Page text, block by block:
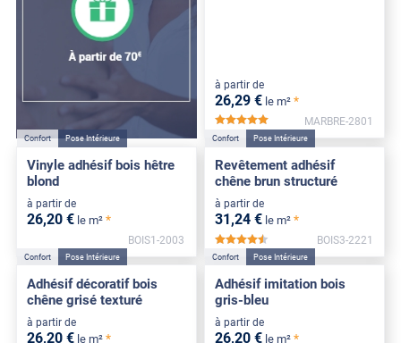
à partir de
26,29 € le m² *
MARBRE-2801
Confort Pose Intérieure
Vinyle adhésif bois hêtre
blond
à partir de
26,20 € le m² *
BOIS1-2003
Confort Pose Intérieure
Revêtement adhésif
chêne brun structuré
à partir de
31,24 € le m² *
*****
BOIS3-2221
Confort Pose Intérieure
Adhésif décoratif bois
chêne grisé texturé
à partir de
26,20 € le m² *
Confort Pose Intérieure
Adhésif imitation bois
gris-bleu
à partir de
26,20 € le m² *